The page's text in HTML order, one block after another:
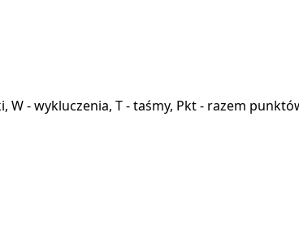
W - wykluczenia, T - taśmy, Pkt - razem